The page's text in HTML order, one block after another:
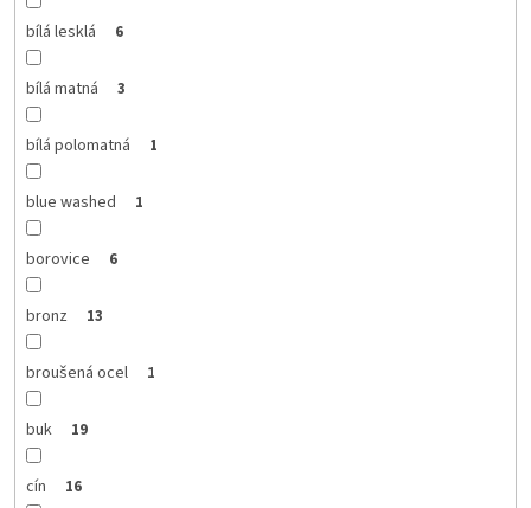
bílá lesklá 6
bílá matná 3
bílá polomatná 1
blue washed 1
borovice 6
bronz 13
broušená ocel 1
buk 19
cín 16